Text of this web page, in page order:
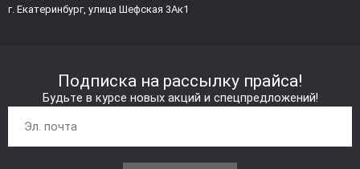
г. Екатеринбург, улица Шефская 3Ак1
Подписка на рассылку прайса!
Будьте в курсе новых акций и спецпредложений!